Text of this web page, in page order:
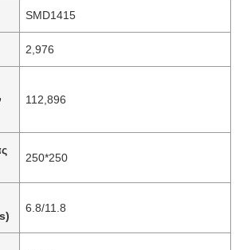
SMD1415
2,976
112,896
250*250
6.8/11.8